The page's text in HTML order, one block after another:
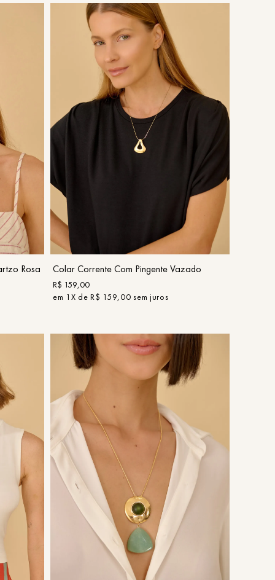
Rosa
COMPRAR
Colar Corrente Com Pingente Vazado
R$ 159,00
em 1 X deR$ 159,00 sem juros
COMPRAR